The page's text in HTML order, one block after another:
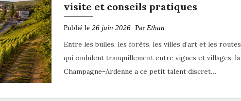
visite et conseils pratiques
Publié le 26 juin 2026 Par Ethan
Entre les bulles, les forêts, les villes d’art et les routes
qui ondulent tranquillement entre vignes et villages, la
Champagne-Ardenne a ce petit talent discret…